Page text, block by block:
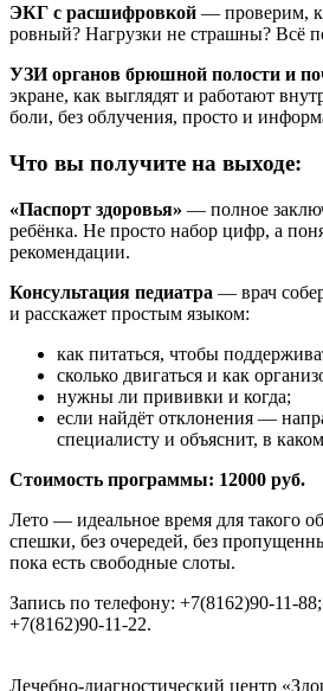
ЭКГ с расшифровкой — проверим,
ровный? Нагрузки не страшны? Всё
УЗИ органов брюшной полости и
экране, как выглядят и работают
боли, без облучения, просто и
Что вы получите на выходе:
«Паспорт здоровья» — полное
ребёнка. Не просто набор цифр, а
рекомендации.
Консультация педиатра — врач
и расскажет простым языком:
как питаться, чтобы
сколько двигаться и как
нужны ли прививки и когда;
если найдёт отклонения —
специалисту и объяснит, в
Стоимость программы: 12000 руб.
Лето — идеальное время для такого
спешки, без очередей, без
пока есть свободные слоты.
Запись по телефону: +7(8162)90-11-
+7(8162)90-11-22.
Лечебно-диагностический центр